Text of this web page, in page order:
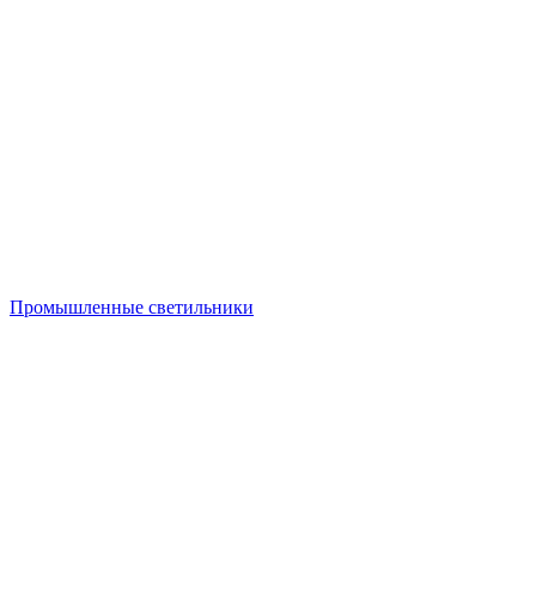
Промышленные светильники